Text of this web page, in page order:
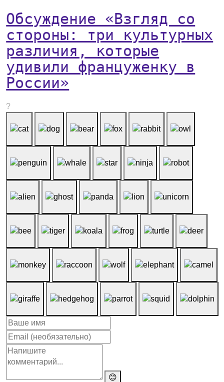
Обсуждение «Взгляд со
стороны: три культурных
различия, которые
удивили француженку в
России»
?
😊